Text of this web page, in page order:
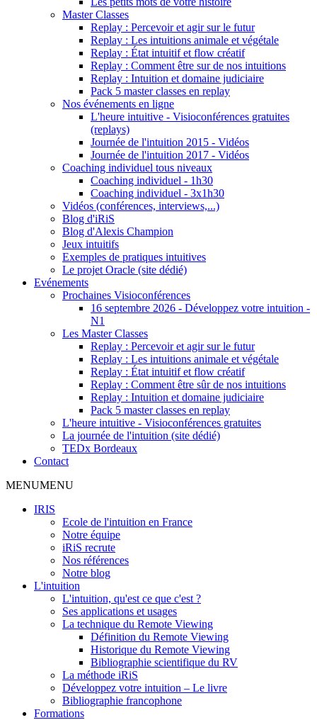
Master Classes
Replay : Percevoir et agir sur le futur
Replay : Les intuitions animale et végétale
Replay : État intuitif et flow créatif
Replay : Comment être sur de nos intuitions
Replay : Intuition et domaine judiciaire
Pack 5 master classes en replay
Nos événements en ligne
L'heure intuitive - Visioconférences gratuites
(replays)
Journée de l'intuition 2015 - Vidéos
Journée de l'intuition 2017 - Vidéos
Coaching individuel tous niveaux
Coaching individuel - 1h30
Coaching individuel - 3x1h30
Vidéos (conférences, interviews,...)
Blog d'iRiS
Blog d'Alexis Champion
Jeux intuitifs
Exemples de pratiques intuitives
Le projet Oracle (site dédié)
Evénements
Prochaines Visioconférences
16 septembre 2026 - Développez votre intuition -
N1
Les Master Classes
Replay : Percevoir et agir sur le futur
Replay : Les intuitions animale et végétale
Replay : État intuitif et flow créatif
Replay : Comment être sûr de nos intuitions
Replay : Intuition et domaine judiciaire
Pack 5 master classes en replay
L'heure intuitive - Visioconférences gratuites
La journée de l'intuition (site dédié)
TEDx Bordeaux
Contact
MENUMENU
IRIS
Ecole de l'intuition en France
Notre équipe
iRiS recrute
Nos références
Notre blog
L'intuition
L'intuition, qu'est ce que c'est ?
Ses applications et usages
La technique du Remote Viewing
Définition du Remote Viewing
Historique du Remote Viewing
Bibliographie scientifique du RV
La méthode iRiS
Développez votre intuition – Le livre
Bibliographie francophone
Formations